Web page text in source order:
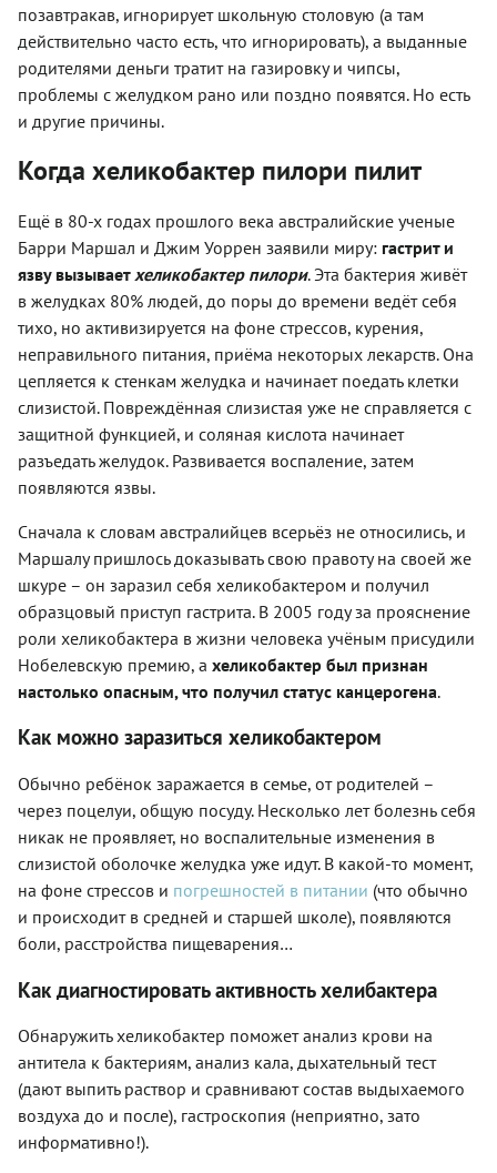
позавтракав, игнорирует школьную столовую (а там
действительно часто есть, что игнорировать), а выданные
родителями деньги тратит на газировку и чипсы,
проблемы с желудком рано или поздно появятся. Но есть
и другие причины.
Когда хеликобактер пилори пилит
Ещё в 80-х годах прошлого века австралийские ученые
Барри Маршал и Джим Уоррен заявили миру: гастрит и
язву вызываетхеликобактер пилори. Эта бактерия живёт
в желудках 80% людей, до поры до времени ведёт себя
тихо, но активизируется на фоне стрессов, курения,
неправильного питания, приёма некоторых лекарств. Она
цепляется к стенкам желудка и начинает поедать клетки
слизистой. Повреждённая слизистая уже не справляется с
защитной функцией, и соляная кислота начинает
разъедать желудок. Развивается воспаление, затем
появляются язвы.
Сначала к словам австралийцев всерьёз не относились, и
Маршалу пришлось доказывать свою правоту на своей же
шкуре – он заразил себя хеликобактером и получил
образцовый приступ гастрита. В 2005 году за прояснение
роли хеликобактера в жизни человека учёным присудили
Нобелевскую премию, а хеликобактер был признан
настолько опасным, что получил статус канцерогена.
Как можно заразиться хеликобактером
Обычно ребёнок заражается в семье, от родителей –
через поцелуи, общую посуду. Несколько лет болезнь себя
никак не проявляет, но воспалительные изменения в
слизистой оболочке желудка уже идут. В какой-то момент,
на фоне стрессов и погрешностей в питании (что обычно
и происходит в средней и старшей школе), появляются
боли, расстройства пищеварения…
Как диагностировать активность хелибактера
Обнаружить хеликобактер поможет анализ крови на
антитела к бактериям, анализ кала, дыхательный тест
(дают выпить раствор и сравнивают состав выдыхаемого
воздуха до и после), гастроскопия (неприятно, зато
информативно!).